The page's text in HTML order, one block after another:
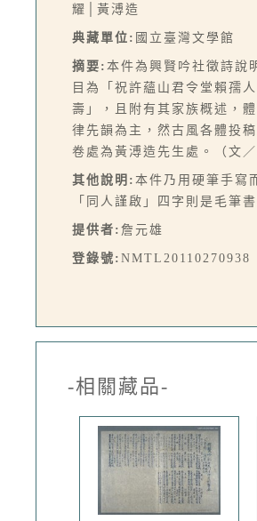
耀│黃溥造
典藏單位: 國立臺灣文學館
摘要: 本件為興賢吟社徵詩說
目為「祝許蘊山君令堂賴孺
壽」，且附有其家族概述，
律先韻為主，然古風各體投
卷處為黃溥造先生處。（文／
其他說明: 本件乃用硬筆手寫
「同人謹啟」四字則是毛筆書
提供者: 詹元雄
登錄號: NMTL20110270938
-相關藏品-